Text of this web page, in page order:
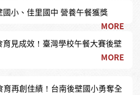
國小、佳里國中 營養午餐獲獎
MORE
育見成效！臺灣學校午餐大賽後壁
MORE
育再創佳績！台南後壁國小勇奪全